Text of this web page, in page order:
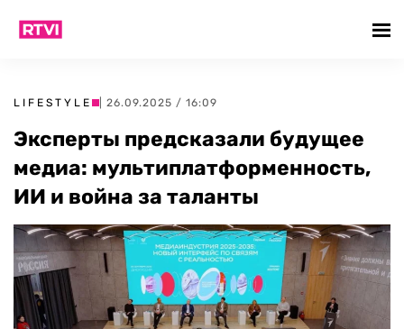
LIFESTYLE | 26.09.2025 / 16:09
Эксперты предсказали будущее
медиа: мультиплатформенность,
ИИ и война за таланты